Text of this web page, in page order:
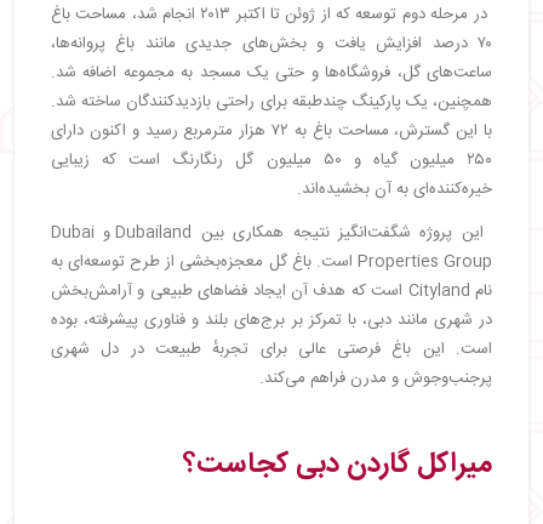
در مرحله دوم توسعه که از ژوئن تا اکتبر ۲۰۱۳ انجام شد، مساحت باغ
۷۰ درصد افزایش یافت و بخش‌های جدیدی مانند باغ پروانه‌ها،
ساعت‌های گل، فروشگاه‌ها و حتی یک مسجد به مجموعه اضافه شد.
همچنین، یک پارکینگ چندطبقه برای راحتی بازدیدکنندگان ساخته شد.
با این گسترش، مساحت باغ به ۷۲ هزار مترمربع رسید و اکنون دارای
۲۵۰ میلیون گیاه و ۵۰ میلیون گل رنگارنگ است که زیبایی
خیره‌کننده‌ای به آن بخشیده‌اند.
این پروژه شگفت‌انگیز نتیجه همکاری بین Dubailand و Dubai
Properties Group است. باغ گل معجزه‌بخشی از طرح توسعه‌ای به
نام Cityland است که هدف آن ایجاد فضاهای طبیعی و آرامش‌بخش
در شهری مانند دبی، با تمرکز بر برج‌های بلند و فناوری پیشرفته، بوده
است. این باغ فرصتی عالی برای تجربهٔ طبیعت در دل شهری
پرجنب‌وجوش و مدرن فراهم می‌کند.
میراکل گاردن دبی کجاست؟